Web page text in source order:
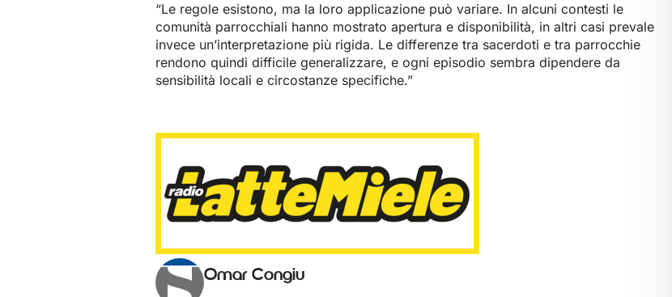
“Le regole esistono, ma la loro applicazione può variare. In alcuni contesti le
comunità parrocchiali hanno mostrato apertura e disponibilità, in altri casi prevale
invece un’interpretazione più rigida. Le differenze tra sacerdoti e tra parrocchie
rendono quindi difficile generalizzare, e ogni episodio sembra dipendere da
sensibilità locali e circostanze specifiche.”
Omar Congiu